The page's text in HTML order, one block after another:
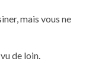
mais vous ne
de loin.